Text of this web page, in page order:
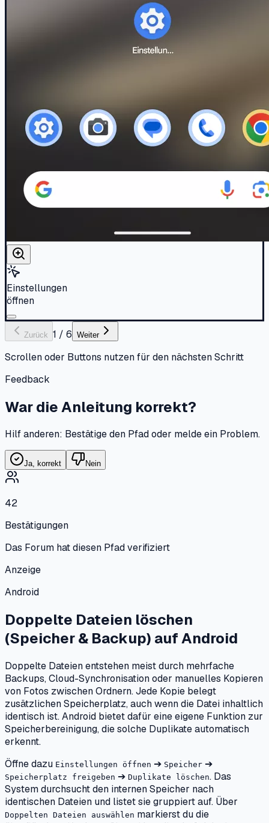
Einstellungen
öffnen
Zurück 1 / 6 Weiter
Scrollen oder Buttons nutzen für den nächsten Schritt
Feedback
War die Anleitung korrekt?
Hilf anderen: Bestätige den Pfad oder melde ein Problem.
Ja, korrekt Nein
42
Bestätigungen
Das Forum hat diesen Pfad verifiziert
Anzeige
Android
Doppelte Dateien löschen
(Speicher & Backup) aufAndroid
Doppelte Dateien entstehen meist durch mehrfache
Backups, Cloud-Synchronisation oder manuelles Kopieren
von Fotos zwischen Ordnern. Jede Kopie belegt
zusätzlichen Speicherplatz, auch wenn die Datei inhaltlich
identisch ist. Android bietet dafür eine eigene Funktion zur
Speicherbereinigung, die solche Duplikate automatisch
erkennt.
Öffne dazu Einstellungen öffnen ➔ Speicher ➔
Speicherplatz freigeben ➔ Duplikate löschen. Das
System durchsucht den internen Speicher nach
identischen Dateien und listet sie gruppiert auf. Über
Doppelten Dateien auswählen markierst du die